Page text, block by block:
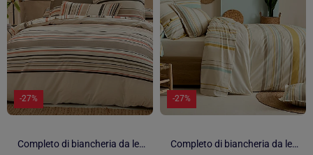
-27%
Completo di biancheria da letto in cotone a righe bayadère con federe
-27%
Completo di biancheria da letto in cotone a righe bayadère con federe